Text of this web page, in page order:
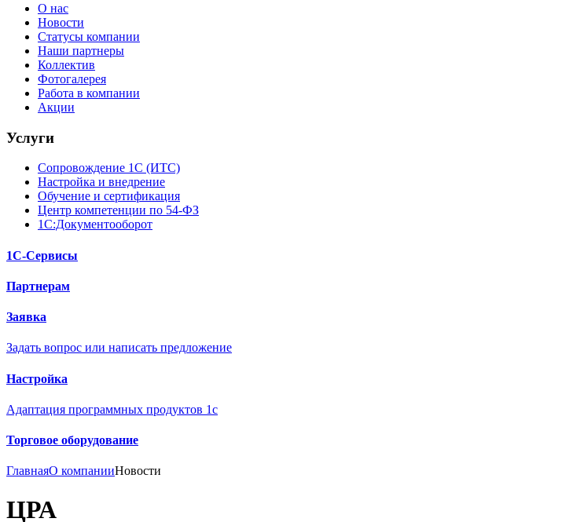
О нас
Новости
Cтатусы компании
Наши партнеры
Коллектив
Фотогалерея
Работа в компании
Акции
Услуги
Сопровождение 1С (ИТС)
Настройка и внедрение
Обучение и сертификация
Центр компетенции по 54-ФЗ
1С:Документооборот
1С-Сервисы
Партнерам
Заявка
Задать вопрос или написать предложение
Настройка
Адаптация программных продуктов 1с
Торговое оборудование
ГлавнаяО компанииНовости
ЦРА